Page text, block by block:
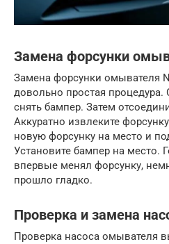
Замена форсунки
Замена форсунки омывателя
довольно простая процедура.
снять бампер. Затем
Аккуратно извлеките
новую форсунку на место и
Установите бампер на место.
впервые менял форсунку,
прошло гладко.
Проверка и замена
Проверка насоса омывателя